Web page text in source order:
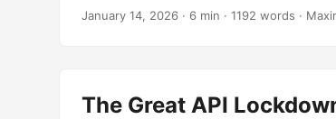
одиноки. Где-то в канале Slack прямо
могу объяснить это тому, кто не
January 14, 2026 · 6 min · 1192 words ·
The Great API